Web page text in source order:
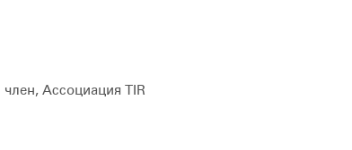
Ассоциация TIR